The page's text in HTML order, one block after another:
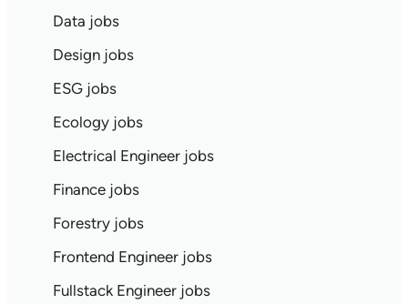
Data jobs
Design jobs
ESG jobs
Ecology jobs
Electrical Engineer jobs
Finance jobs
Forestry jobs
Frontend Engineer jobs
Fullstack Engineer jobs